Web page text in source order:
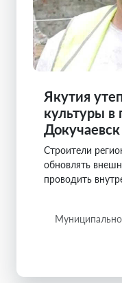
Якутия
культуры в
Докучаевск
Строители
обновлять
проводить